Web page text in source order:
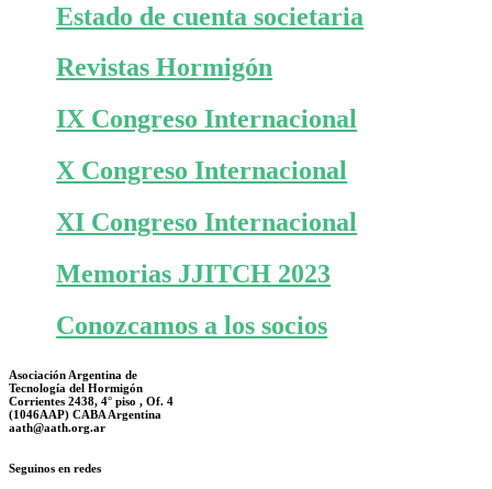
Estado de cuenta societaria
Revistas Hormigón
IX Congreso Internacional
X Congreso Internacional
XI Congreso Internacional
Memorias JJITCH 2023
Conozcamos a los socios
Asociación Argentina de
Tecnología del Hormigón
Corrientes 2438, 4° piso , Of. 4
(1046AAP) CABA Argentina
aath@aath.org.ar
Seguinos en redes